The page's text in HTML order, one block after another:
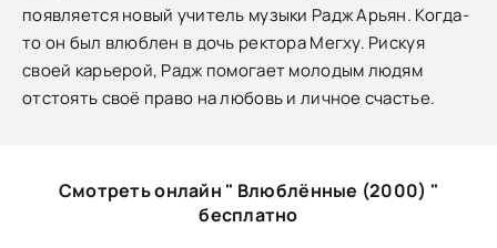
появляется новый учитель музыки Радж Арьян. Когда-
то он был влюблен в дочь ректора Мегху. Рискуя
своей карьерой, Радж помогает молодым людям
отстоять своё право на любовь и личное счастье.
Смотреть онлайн " Влюблённые (2000) "
бесплатно